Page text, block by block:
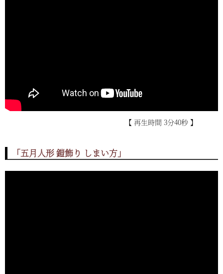
【 再生時間 3分40秒 】
「五月人形 鎧飾り しまい方」